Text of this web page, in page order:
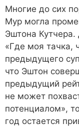
Многие до сих
Мур могла
Эштона Кутчера.
«Где моя тачка,
предыдущего
что Эштон
предыдущий
не может
потенциалом»,
год остается